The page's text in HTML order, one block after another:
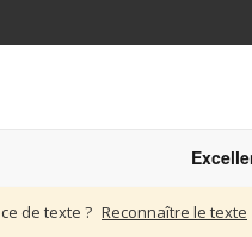
de texte ? Reconnaître le texte